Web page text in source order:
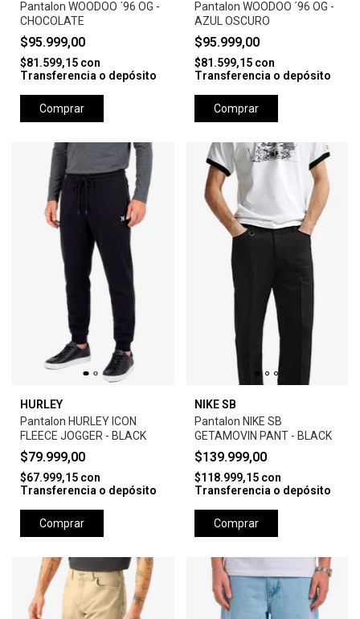
Pantalon WOODOO ´96 OG -
CHOCOLATE
$95.999,00
$81.599,15 con
Transferencia o depósito
Comprar
Pantalon WOODOO ´96 OG -
AZUL OSCURO
$95.999,00
$81.599,15 con
Transferencia o depósito
Comprar
HURLEY
Pantalon HURLEY ICON
FLEECE JOGGER - BLACK
$79.999,00
$67.999,15 con
Transferencia o depósito
Comprar
NIKE SB
Pantalon NIKE SB
GETAMOVIN PANT - BLACK
$139.999,00
$118.999,15 con
Transferencia o depósito
Comprar